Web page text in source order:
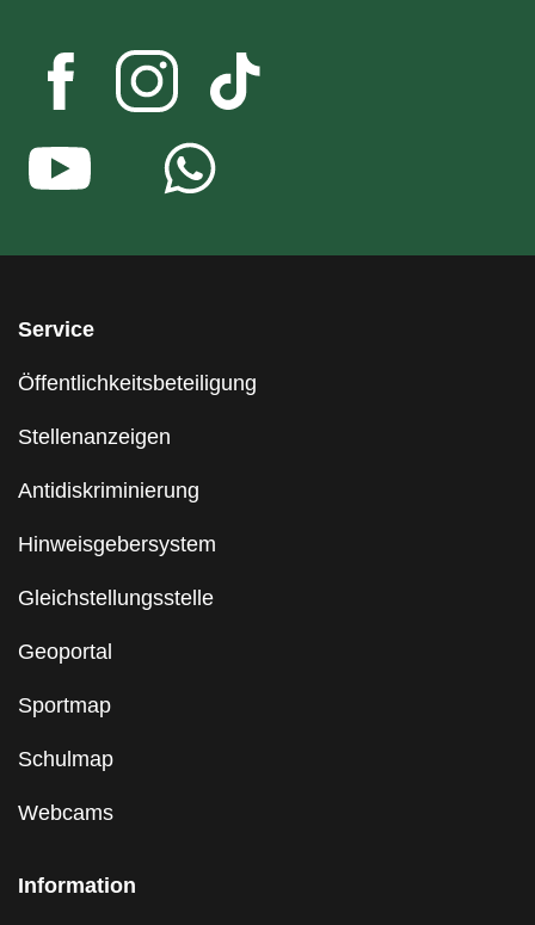
Service
Öffentlichkeitsbeteiligung
Stellenanzeigen
Antidiskriminierung
Hinweisgebersystem
Gleichstellungsstelle
Geoportal
Sportmap
Schulmap
Webcams
Information